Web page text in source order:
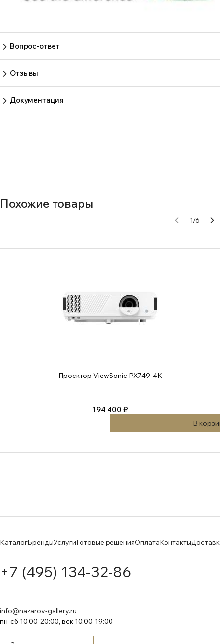
Вопрос-ответ
Отзывы
Документация
Похожие товары
1/6
Проектор ViewSonic PX749-4K
194 400 ₽
В
КаталогБрендыУслугиГотовые решенияОплатаКонтакты
+7 (495) 134-32-86
info@nazarov-gallery.ru
пн-сб 10:00-20:00, вск 10:00-19:00